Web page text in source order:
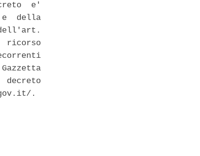
e'
e  della
dell'art.
ricorso
.